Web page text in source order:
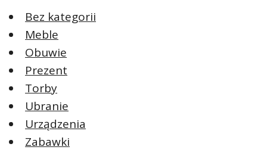
Bez kategorii
Meble
Obuwie
Prezent
Torby
Ubranie
Urządzenia
Zabawki